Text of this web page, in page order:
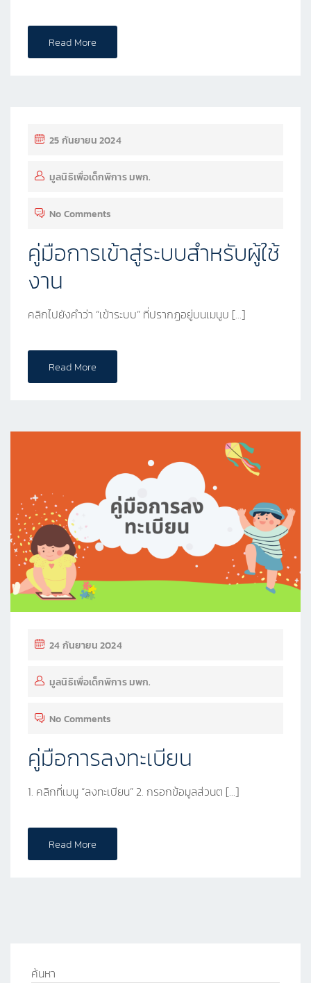
Read More
25 กันยายน 2024
มูลนิธิเพื่อเด็กพิการ มพก.
No Comments
คู่มือการเข้าสู่ระบบสำหรับผู้ใช้
งาน
คลิกไปยังคำว่า “เข้าระบบ” ที่ปรากฏอยู่บนเมนูบ […]
Read More
24 กันยายน 2024
มูลนิธิเพื่อเด็กพิการ มพก.
No Comments
คู่มือการลงทะเบียน
1. คลิกที่เมนู “ลงทะเบียน” 2. กรอกข้อมูลส่วนต […]
Read More
ค้นหา